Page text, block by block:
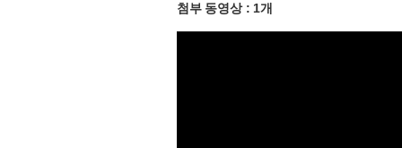
첨부 동영상 : 1개